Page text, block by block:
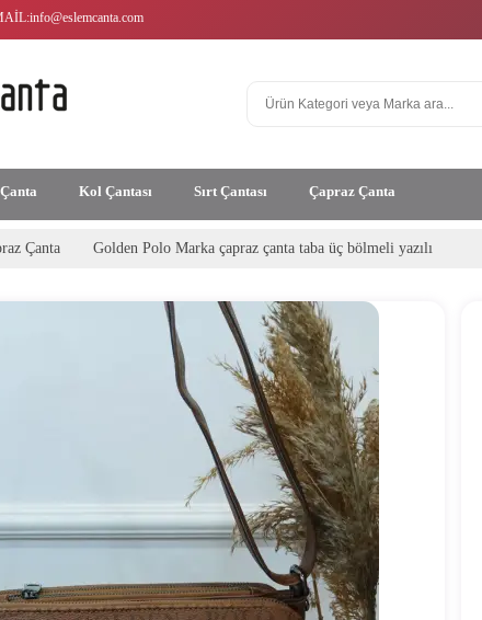
info@eslemcanta.com
Çanta Kol Çantası Sırt Çantası Çapraz Çanta
Çanta Golden Polo Marka çapraz çanta taba üç bölmeli yazılı